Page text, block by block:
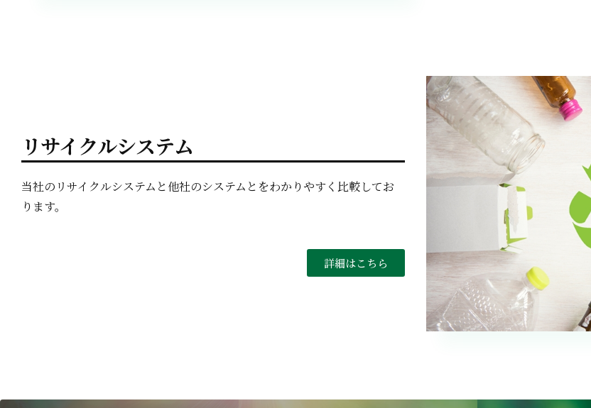
リサイクルシステム
当社のリサイクルシステムと他社のシステムとをわかりやすく比較してお
ります。
詳細はこちら